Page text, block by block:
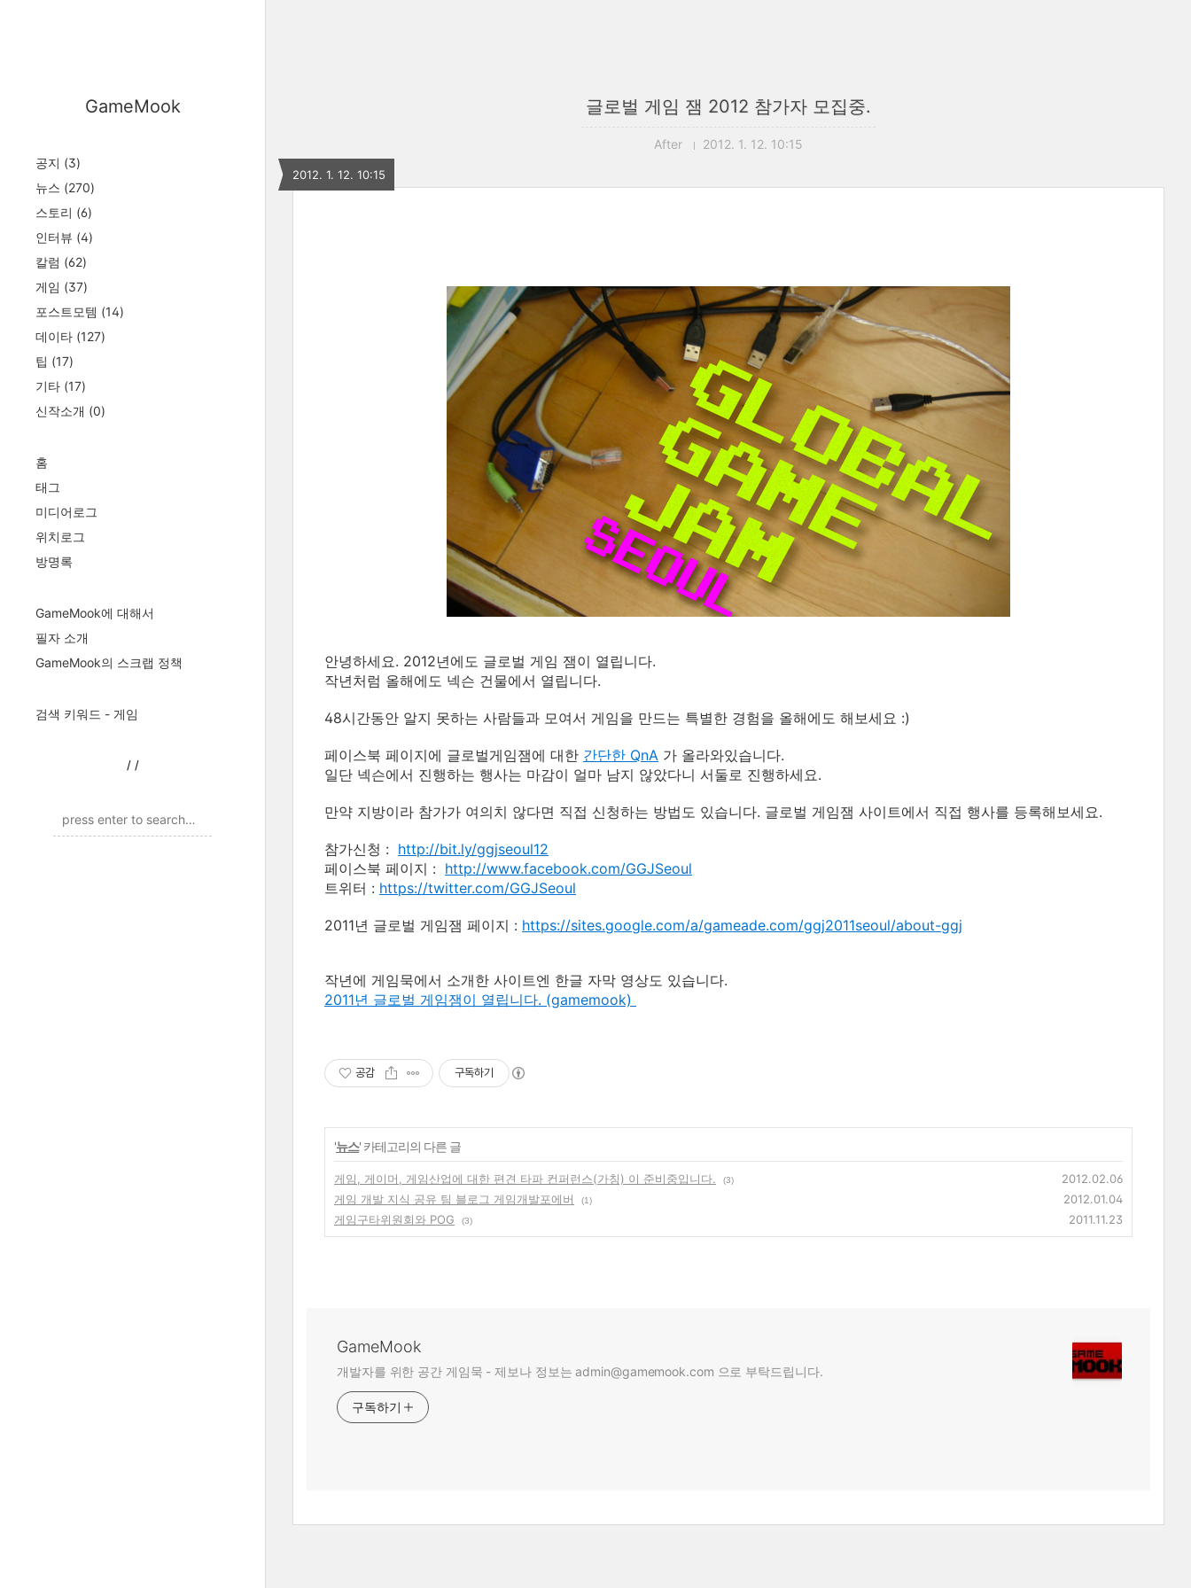
GameMook
공지 (3)
뉴스 (270)
스토리 (6)
인터뷰 (4)
칼럼 (62)
게임 (37)
포스트모템 (14)
데이타 (127)
팁 (17)
기타 (17)
신작소개 (0)
홈
태그
미디어로그
위치로그
방명록
GameMook에 대해서
필자 소개
GameMook의 스크랩 정책
검색 키워드 - 게임
/ /
글로벌 게임 잼 2012 참가자 모집중.
After 2012. 1. 12. 10:15
2012. 1. 12. 10:15
안녕하세요. 2012년에도 글로벌 게임 잼이 열립니다.
작년처럼 올해에도 넥슨 건물에서 열립니다.
48시간동안 알지 못하는 사람들과 모여서 게임을 만드는 특별한 경험을 올해에도 해보세요 :)
페이스북 페이지에 글로벌게임잼에 대한 간단한 QnA 가 올라와있습니다.
일단 넥슨에서 진행하는 행사는 마감이 얼마 남지 않았다니 서둘로 진행하세요.
만약 지방이라 참가가 여의치 않다면 직접 신청하는 방법도 있습니다. 글로벌 게임잼 사이트에서 직접 행사를 등록해보세요.
참가신청 : http://bit.ly/ggjseoul12
페이스북 페이지 : http://www.facebook.com/GGJSeoul
트위터 : https://twitter.com/GGJSeoul
2011년 글로벌 게임잼 페이지 : https://sites.google.com/a/gameade.com/ggj2011seoul/about-ggj
작년에 게임묵에서 소개한 사이트엔 한글 자막 영상도 있습니다.
2011년 글로벌 게임잼이 열립니다. (gamemook)
공감 구독하기
'뉴스' 카테고리의 다른 글
게임, 게이머, 게임산업에 대한 편견 타파 컨퍼런스(가칭) 이 준비중입니다. (3)
2012.02.06
게임 개발 지식 공유 팀 블로그 게임개발포에버
(1)
2012.01.04
게임구타위원회와 POG
(3) 2011.11.23
GameMook
개발자를 위한 공간 게임묵 - 제보나 정보는 admin@gamemook.com 으로 부탁드립니다.
구독하기